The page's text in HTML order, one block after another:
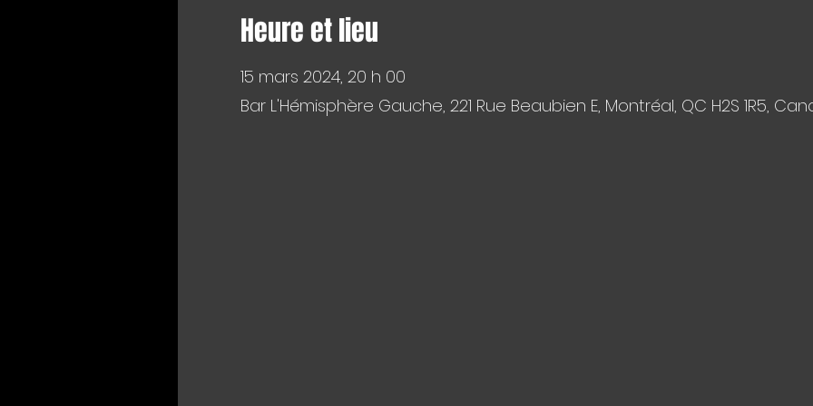
Heure et lieu
15 mars 2024, 20 h 00
Bar L'Hémisphère Gauche, 221 Rue Beaubien E, Montréal, QC H2S 1R5,